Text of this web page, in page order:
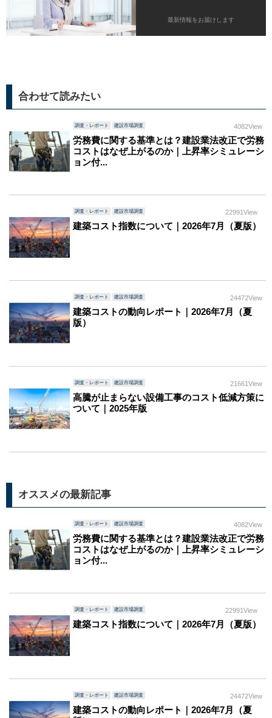
最新情報をお届けします
合わせて読みたい
調査・レポート 建設市場調査 4082View
労務費に関する基準とは？建設業法改正で労務
コストはなぜ上がるのか｜上昇率シミュレーシ
ョン付...
調査・レポート 建設市場調査 22991View
建築コスト指数について｜2026年7月（夏版）
調査・レポート 建設市場調査 24472View
建築コストの動向レポート｜2026年7月（夏
版）
調査・レポート 建設市場調査 21661View
高騰が止まらない設備工事のコスト低減方策に
ついて｜2025年版
オススメの最新記事
調査・レポート 建設市場調査 4082View
労務費に関する基準とは？建設業法改正で労務
コストはなぜ上がるのか｜上昇率シミュレーシ
ョン付...
調査・レポート 建設市場調査 22991View
建築コスト指数について｜2026年7月（夏版）
調査・レポート 建設市場調査 24472View
建築コストの動向レポート｜2026年7月（夏